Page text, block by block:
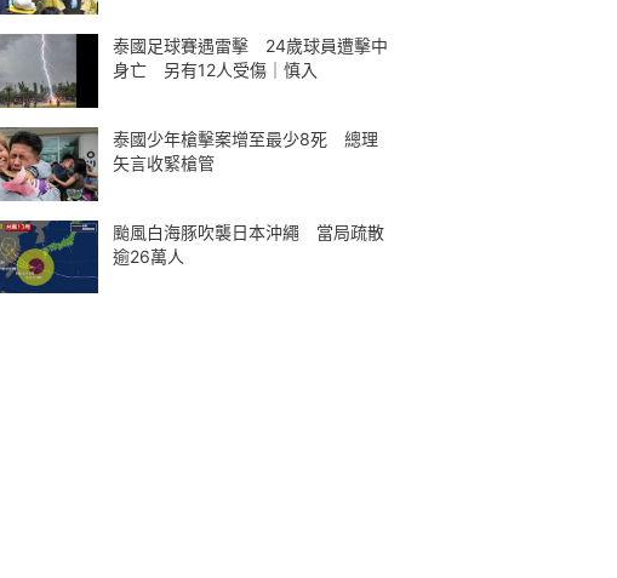
泰國足球賽遇雷擊 24歲球員遭擊中
身亡 另有12人受傷｜慎入
泰國少年槍擊案增至最少8死 總理
矢言收緊槍管
颱風白海豚吹襲日本沖繩 當局疏散
逾26萬人